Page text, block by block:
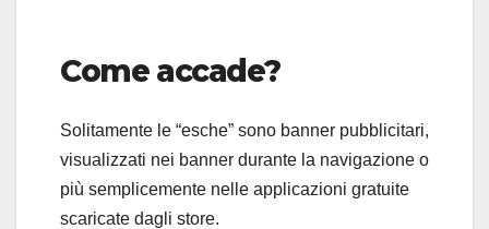
Come accade?
Solitamente le “esche” sono banner pubblicitari,
visualizzati nei banner durante la navigazione o
più semplicemente nelle applicazioni gratuite
scaricate dagli store.